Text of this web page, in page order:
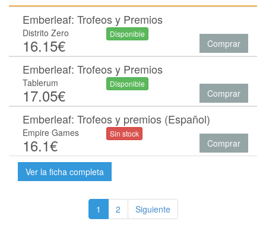
Emberleaf: Trofeos y Premios
Distrito Zero
16.15€
Disponible
Comprar
Emberleaf: Trofeos y Premios
Tablerum
17.05€
Disponible
Comprar
Emberleaf: Trofeos y premios (Español)
Empire Games
16.1€
Sin stock
Comprar
Ver la ficha completa
1 2 Siguiente